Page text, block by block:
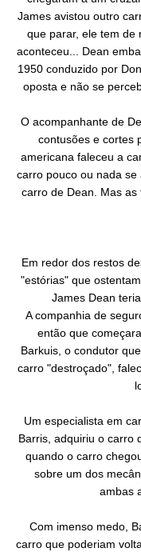
James avistou outro
que parar, ele tem de
aconteceu... Dean
1950 conduzido por
oposta e não se
O acompanhante de
contusões e cortes
americana faleceu a
carro pouco ou nada
carro de Dean. Mas
Em redor dos restos
"estórias" que
James Dean
A companhia de
então que
Barkuis, o condutor
carro "destroçado",
Um especialista em
Barris, adquiriu o carro
quando o carro
sobre um dos
ambas
Com imenso medo,
carro que poderiam